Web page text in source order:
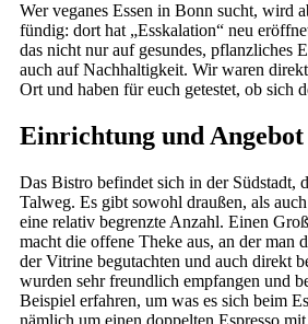
Wer veganes Essen in Bonn sucht, wird
fündig: dort hat „Esskalation“ neu
das nicht nur auf gesundes, pflanzliches
auch auf Nachhaltigkeit. Wir waren
Ort und haben für euch getestet, ob sich
Einrichtung und Angebot
Das Bistro befindet sich in der Südstadt,
Talweg. Es gibt sowohl draußen, als
eine relativ begrenzte Anzahl. Einen
macht die offene Theke aus, an der man
der Vitrine begutachten und auch direkt
wurden sehr freundlich empfangen und
Beispiel erfahren, um was es sich beim
nämlich um einen doppelten Espresso